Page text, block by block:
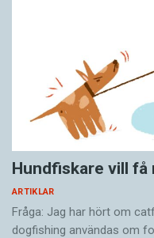
Hundfiskare vill få
ARTIKLAR
Fråga: Jag har hört om
dogfishing användas om